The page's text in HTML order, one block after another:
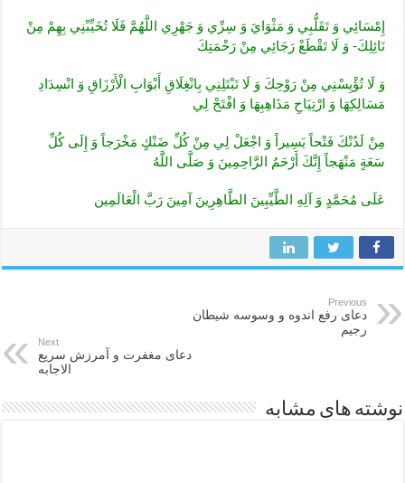
إِمْسَائِي وَ تَقَلُّبِي وَ مَثْوَايَ وَ سِرِّي وَ جَهْرِي اللَّهُمَّ فَلَا تُخَيِّبْنِي بِهِمْ مِنْ
نَائِلِكَ- وَ لَا تَقْطَعْ رَجَائِي مِنْ رَحْمَتِكَ
وَ لَا تُؤْيِسْنِي مِنْ رَوْحِكَ وَ لَا تَبْتَلِنِي بِانْغِلَاقِ أَبْوَابِ الْأَرْزَاقِ وَ انْسِدَادِ
مَسَالِكِهَا وَ ارْتِيَاحِ مَذَاهِبِهَا وَ افْتَحْ لِي
مِنْ لَدُنْكَ فَتْحاً يَسِيراً وَ اجْعَلْ لِي مِنْ كُلِّ ضَنْكٍ مَخْرَجاً وَ إِلَى كُلِّ
سَعَةٍ مَنْهَجاً إِنَّكَ أَرْحَمُ الرَّاحِمِينَ وَ صَلَّى اللَّهُ
عَلَى مُحَمَّدٍ وَ آلِهِ الطَّيِّبِينَ الطَّاهِرِينَ آمِينَ رَبَّ الْعَالَمِين
Previous
دعای رفع اندوه و وسوسه شیطان
رجیم
Next
دعای مغفرت و آمرزش سریع
الاجابه
نوشته های مشابه